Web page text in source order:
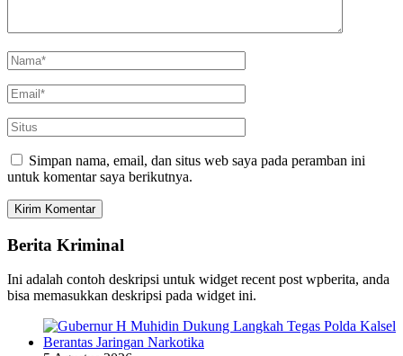
Simpan nama, email, dan situs web saya pada peramban ini
untuk komentar saya berikutnya.
Berita Kriminal
Ini adalah contoh deskripsi untuk widget recent post wpberita, anda
bisa memasukkan deskripsi pada widget ini.